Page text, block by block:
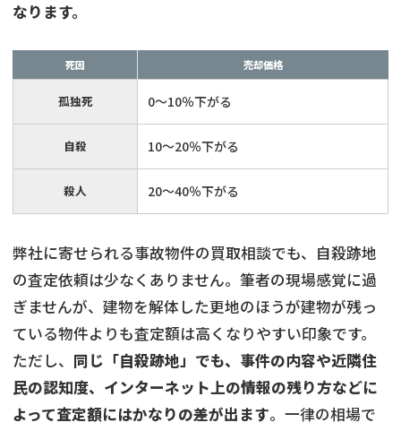
なります。
死因 売却価格
孤独死 0～10％下がる
自殺 10～20％下がる
殺人 20～40％下がる
弊社に寄せられる事故物件の買取相談でも、自殺跡地
の査定依頼は少なくありません。筆者の現場感覚に過
ぎませんが、建物を解体した更地のほうが建物が残っ
ている物件よりも査定額は高くなりやすい印象です。
ただし、 同じ「自殺跡地」でも、事件の内容や近隣住
民の認知度、インターネット上の情報の残り方などに
よって査定額にはかなりの差が出ます。一律の相場で